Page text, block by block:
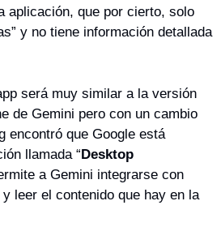
aplicación, que por cierto, solo
y no tiene información detallada
será muy similar a la versión
de Gemini pero con un cambio
encontró que Google está
llamada “Desktop
a Gemini integrarse con
leer el contenido que hay en la